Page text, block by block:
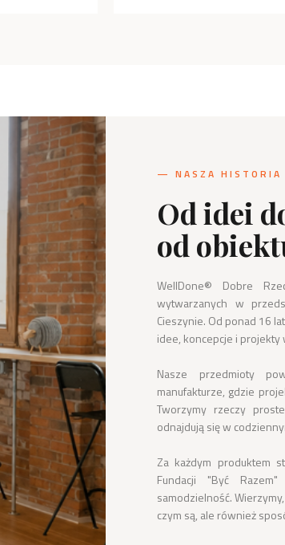
— NASZA HISTORIA
Od idei
od
WellDone® Dobre
wytwarzanych w
Cieszynie. Od ponad 16
idee, koncepcje i projekty
Nasze przedmioty
manufakturze, gdzie
Tworzymy rzeczy
odnajdują się w
Za każdym produktem
Fundacji "Być
samodzielność.
czym są, ale również